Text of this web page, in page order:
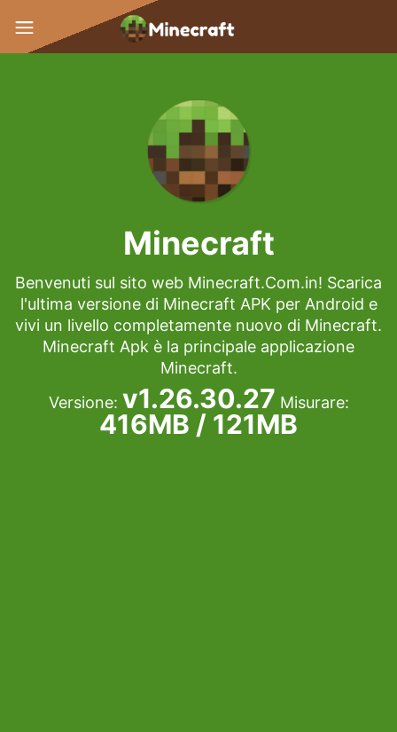
Minecraft
Benvenuti sul sito web Minecraft.Com.in! Scarica
l'ultima versione di Minecraft APK per Android e
vivi un livello completamente nuovo di Minecraft.
Minecraft Apk è la principale applicazione
Minecraft.
Versione: v1.26.30.27 Misurare:
416MB / 121MB